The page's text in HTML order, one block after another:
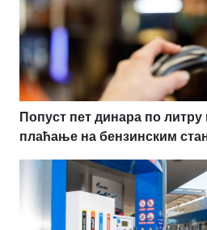
Попуст пет динара по литру
плаћање на бензинским